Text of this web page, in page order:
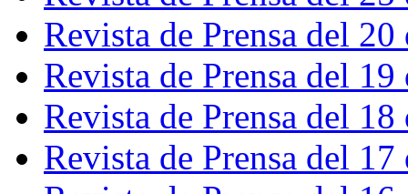
Revista de Prensa del
Revista de Prensa del
Revista de Prensa del
Revista de Prensa del